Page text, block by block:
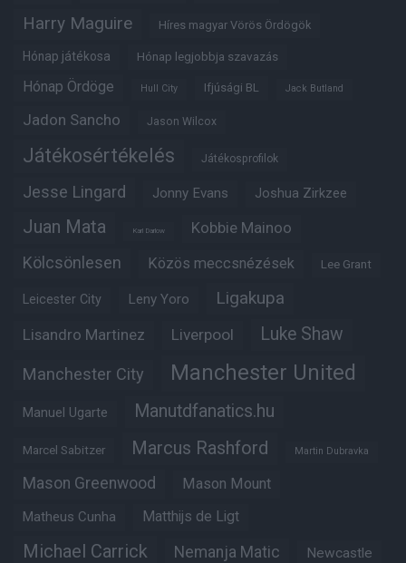
Harry Maguire Híres magyar Vörös Ördögök
Hónap játékosa Hónap legjobbja szavazás
Hónap Ördöge Hull City Ifjúsági BL Jack Butland
Jadon Sancho Jason Wilcox
Játékosértékelés Játékosprofilok
Jesse Lingard Jonny Evans Joshua Zirkzee
Juan Mata Karl Darlow Kobbie Mainoo
Kölcsönlesen Közös meccsnézések Lee Grant
Leicester City Leny Yoro Ligakupa
Lisandro Martinez Liverpool Luke Shaw
Manchester City Manchester United
Manuel Ugarte Manutdfanatics.hu
Marcel Sabitzer Marcus Rashford Martin Dubravka
Mason Greenwood Mason Mount
Matheus Cunha Matthijs de Ligt
Michael Carrick Nemanja Matic Newcastle